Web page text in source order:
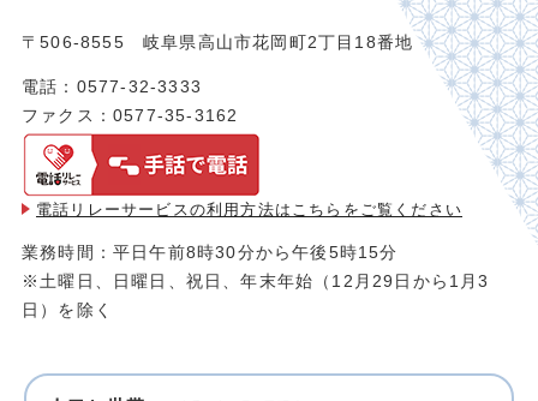
〒506-8555 岐阜県高山市花岡町2丁目18番地
電話：0577-32-3333
ファクス：0577-35-3162
電話リレーサービスの利用方法は こちらをご覧ください
業務時間：平日午前8時30分から午後5時15分
※土曜日、日曜日、祝日、年末年始（12月29日から1月3
日）を除く